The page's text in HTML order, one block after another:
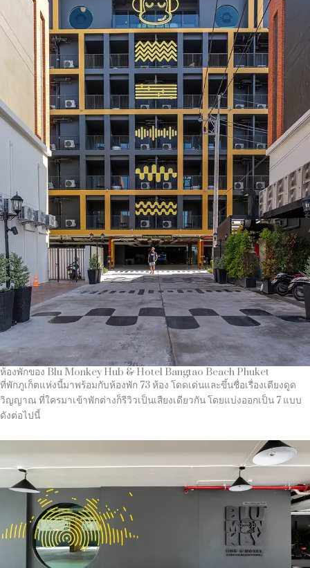
ห้องพักของ Blu Monkey Hub & Hotel Bangtao Beach Phuket
ที่พักภูเก็ตแห่งนี้มาพร้อมกับห้องพัก 73 ห้อง โดดเด่นและขึ้นชื่อเรื่องเตียงดูด
วิญญาณ ที่ใครมาเข้าพักต่างก็รีวิวเป็นเสียงเดียวกัน โดยแบ่งออกเป็น 7 แบบ
ดังต่อไปนี้